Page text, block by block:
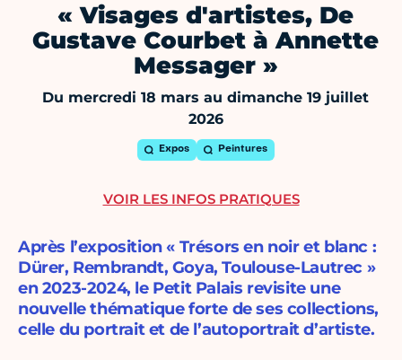
« Visages d'artistes, De
Gustave Courbet à Annette
Messager »
Du mercredi 18 mars au dimanche 19 juillet
2026
Expos Peintures
Après l’exposition « Trésors en noir et blanc :
Dürer, Rembrandt, Goya, Toulouse-Lautrec »
en 2023-2024, le Petit Palais revisite une
nouvelle thématique forte de ses collections,
celle du portrait et de l’autoportrait d’artiste.
VOIR LES INFOS PRATIQUES